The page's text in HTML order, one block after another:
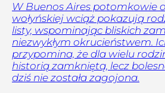
W Buenos Aires potomkowie
wołyńskiej wciąż pokazują
listy, wspominając bliskich
niezwykłym okrucieństwem.
przypomina, że dla wielu
historią zamkniętą, lecz
dziś nie została zagojona.